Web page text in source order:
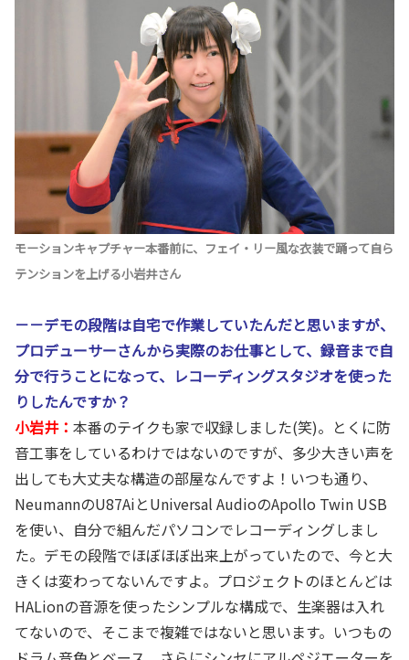
モーションキャプチャー本番前に、フェイ・リー風な衣装で踊って自ら
テンションを上げる小岩井さん
－－デモの段階は自宅で作業していたんだと思いますが、
プロデューサーさんから実際のお仕事として、録音まで自
分で行うことになって、レコーディングスタジオを使った
りしたんですか？
小岩井： 本番のテイクも家で収録しました(笑)。とくに防
音工事をしているわけではないのですが、多少大きい声を
出しても大丈夫な構造の部屋なんですよ！いつも通り、
NeumannのU87AiとUniversal AudioのApollo Twin USB
を使い、自分で組んだパソコンでレコーディングしまし
た。デモの段階でほぼほぼ出来上がっていたので、今と大
きくは変わってないんですよ。プロジェクトのほとんどは
HALionの音源を使ったシンプルな構成で、生楽器は入れ
てないので、そこまで複雑ではないと思います。いつもの